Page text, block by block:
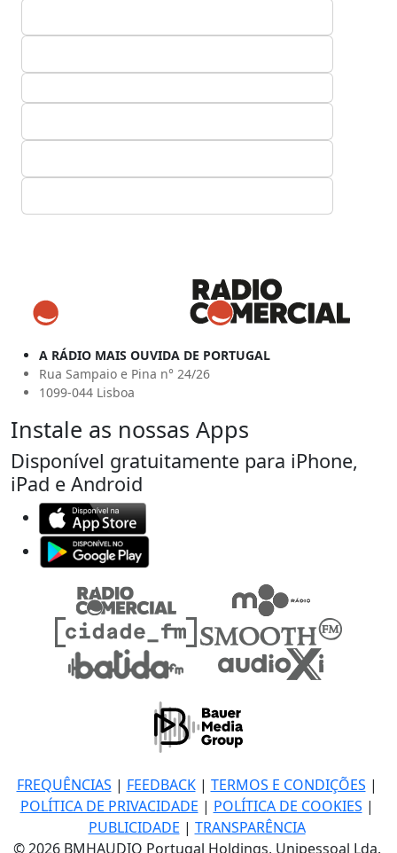
A RÁDIO MAIS OUVIDA DE PORTUGAL
Rua Sampaio e Pina n° 24/26
1099-044 Lisboa
Instale as nossas Apps
Disponível gratuitamente para iPhone,
iPad e Android
FREQUÊNCIAS | FEEDBACK| TERMOS E CONDIÇÕES |
POLÍTICA DE PRIVACIDADE | POLÍTICA DE COOKIES |
PUBLICIDADE | TRANSPARÊNCIA
© 2026 BMHAUDIO Portugal Holdings, Unipessoal Lda.